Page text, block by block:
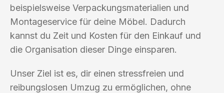
beispielsweise Verpackungsmaterialien und
Montageservice für deine Möbel. Dadurch
kannst du Zeit und Kosten für den Einkauf und
die Organisation dieser Dinge einsparen.
Unser Ziel ist es, dir einen stressfreien und
reibungslosen Umzug zu ermöglichen, ohne